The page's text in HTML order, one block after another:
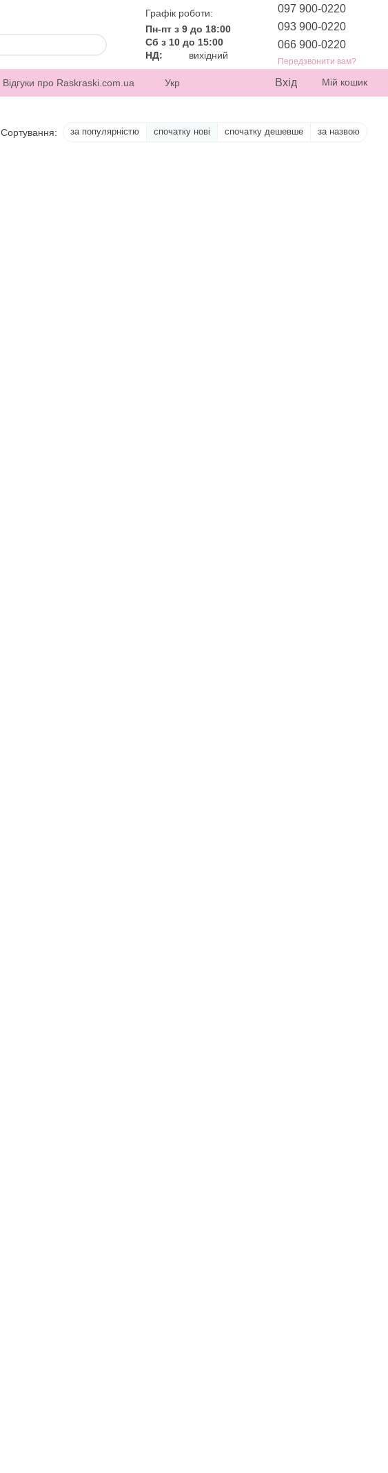
Графік роботи:
Пн-пт з 9 до 18:00
Сб з 10 до 15:00
НД:
вихідний
097 900-0220
093 900-0220
066 900-0220
Передзвонити вам?
Відгуки про Raskraski.com.ua Укр Вхід Мій кошик
Сортування: за популярністю спочатку нові спочатку дешевше за назвою